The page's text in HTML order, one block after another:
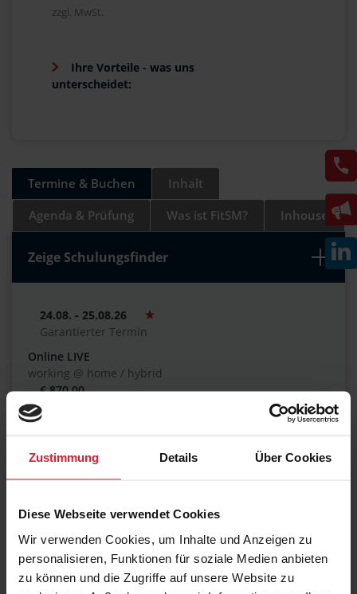
Zustimmung Details Über Cookies
Diese Webseite verwendet Cookies
Wir verwenden Cookies, um Inhalte und Anzeigen zu
personalisieren, Funktionen für soziale Medien anbieten
zu können und die Zugriffe auf unsere Website zu
zzgl. MwSt.
Ihre Vorteile - was uns
unterscheidet:
Termine & Buchen
Inhalt
Agenda & Prüfung
Was ist FitSM? Inhouse
Zeige Schulungsfinder
24.08. - 25.08.26
Garantierter Termin
Online LIVE
working @ home / hybrid
€ 870,00
24.09. - 25.09.26
working @ home